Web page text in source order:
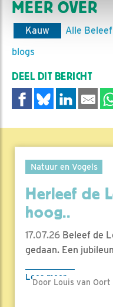
MEER OVER
Kauw
Alle
blogs
DEEL DIT BERICHT
Natuur en Vogels
Herleef de
hoog..
17.07.26 Beleef de
gedaan. Een
Lees meer
Door Louis van Oort